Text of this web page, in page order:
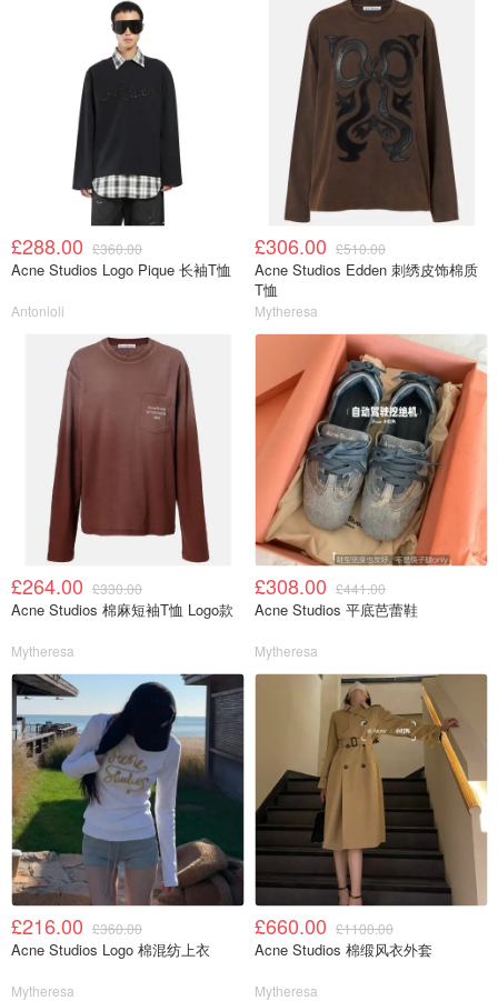
£288.00 £360.00
Acne Studios Logo Pique 长袖T恤
Antonioli
£306.00 £510.00
Acne Studios Edden 刺绣皮饰棉质
T恤
Mytheresa
£264.00 £330.00
Acne Studios 棉麻短袖T恤 Logo款
Mytheresa
£308.00 £441.00
Acne Studios 平底芭蕾鞋
Mytheresa
£216.00 £360.00
Acne Studios Logo 棉混纺上衣
Mytheresa
£660.00 £1100.00
Acne Studios 棉缎风衣外套
Mytheresa